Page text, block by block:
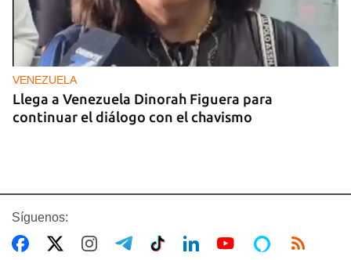
VENEZUELA
Llega a Venezuela Dinorah Figuera para
continuar el diálogo con el chavismo
Síguenos: